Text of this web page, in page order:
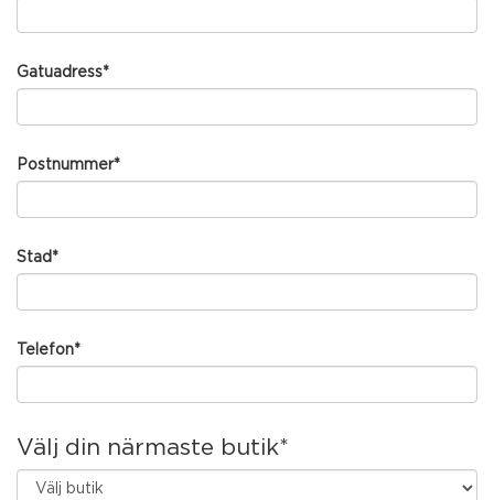
Gatuadress*
Postnummer*
Stad*
Telefon*
Välj din närmaste butik*